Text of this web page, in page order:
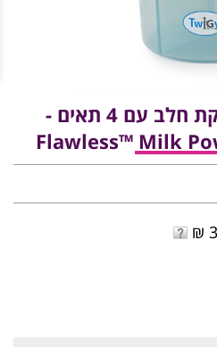
מחלק מנות לאבקת חלב עם 4 תאים -
Flawless™ Milk